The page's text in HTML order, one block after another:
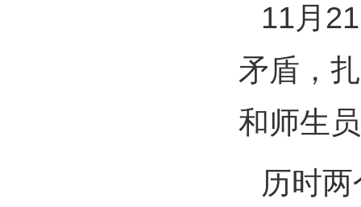
11月
矛盾，
和师生
历时